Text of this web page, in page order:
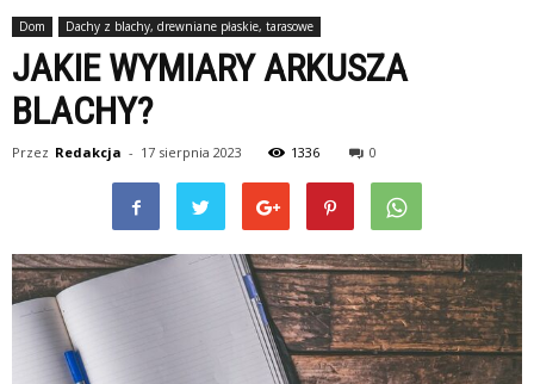
Dom Dachy z blachy, drewniane płaskie, tarasowe
JAKIE WYMIARY ARKUSZA
BLACHY?
Przez Redakcja - 17 sierpnia 2023 1336 0